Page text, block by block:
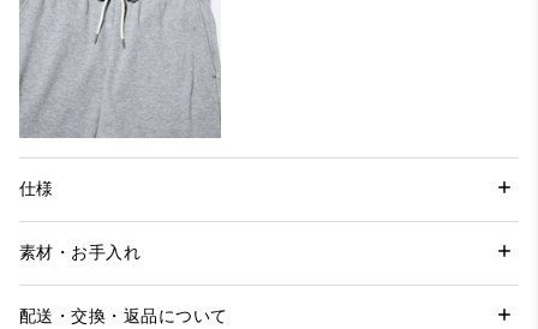
仕様
素材・お手入れ
配送・交換・返品について